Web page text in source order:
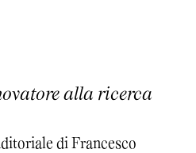
alla ricerca
di Francesco